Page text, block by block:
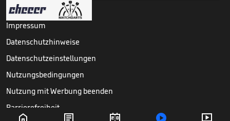
    
Impressum
Datenschutzhinweise
Datenschutzeinstellungen
Nutzungsbedingungen
Nutzung mit Werbung beenden
Barrierefreiheit